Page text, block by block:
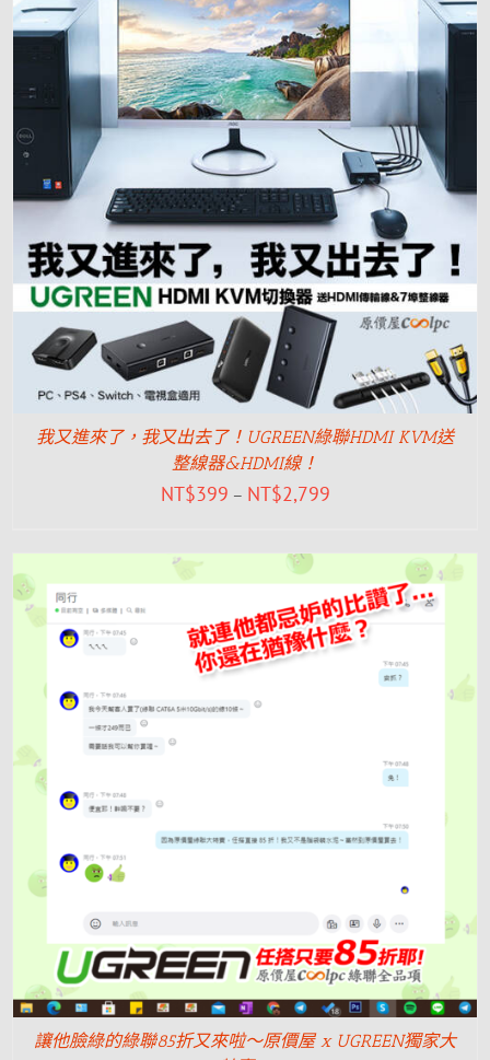
我又進來了，我又出去了！UGREEN綠聯HDMI KVM送
整線器&HDMI線！
NT$399 – NT$2,799
讓他臉綠的綠聯85折又來啦～原價屋 x UGREEN獨家大